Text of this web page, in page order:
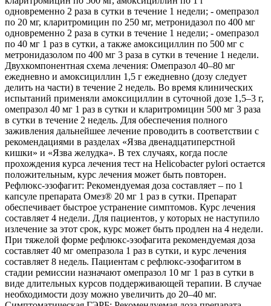
одновременно 2 раза в сутки в течение 1 недели; - омепразол
по 20 мг, кларитромицин по 250 мг, метронидазол по 400 мг
одновременно 2 раза в сутки в течение 1 недели; - омепразол
по 40 мг 1 раз в сутки, а также амоксициллин по 500 мг с
метронидазолом по 400 мг 3 раза в сутки в течение 1 недели.
Двухкомпонентная схема лечения: Омепразол 40–80 мг
ежедневно и амоксициллин 1,5 г ежедневно (дозу следует
делить на части) в течение 2 недель. Во время клинических
испытаний применяли амоксициллин в суточной дозе 1,5–3 г,
омепразол 40 мг 1 раз в сутки и кларитромицин 500 мг 3 раза
в сутки в течение 2 недель. Для обеспечения полного
заживления дальнейшее лечение проводить в соответствии с
рекомендациями в разделах «Язва двенадцатиперстной
кишки» и «Язва желудка». В тех случаях, когда после
прохождения курса лечения тест на Helicobacter pylori остается
положительным, курс лечения может быть повторен.
Рефлюкс-эзофагит: Рекомендуемая доза составляет – по 1
капсуле препарата Омез® 20 мг 1 раз в сутки. Препарат
обеспечивает быстрое устранение симптомов. Курс лечения
составляет 4 недели. Для пациентов, у которых не наступило
излечение за этот срок, курс может быть продлен на 4 недели.
При тяжелой форме рефлюкс-эзофагита рекомендуемая доза
составляет 40 мг омепразола 1 раз в сутки, и курс лечения
составляет 8 недель. Пациентам с рефлюкс-эзофагитом в
стадии ремиссии назначают омепразол 10 мг 1 раз в сутки в
виде длительных курсов поддерживающей терапии. В случае
необходимости дозу можно увеличить до 20–40 мг.